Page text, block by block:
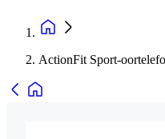
ActionFit Sport-